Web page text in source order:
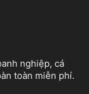
nghiệp, cá
toàn miễn phí.